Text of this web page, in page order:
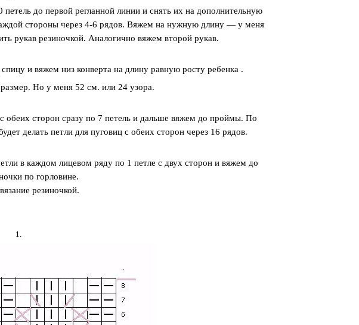
до первой регланной линии и снять их на дополнительную
стороны через 4-6 рядов. Вяжем на нужную длину — у меня
рукав резиночкой. Аналогично вяжем второй рукав.
и вяжем низ конверта на длину равную росту ребенка .
Но у меня 52 см. или 24 узора.
обеих сторон сразу по 7 петель и дальше вяжем до проймы. По
делать петли для пуговиц с обеих сторон через 16 рядов.
в каждом лицевом ряду по 1 петле с двух сторон и вяжем до
по горловине.
резиночкой.
1.